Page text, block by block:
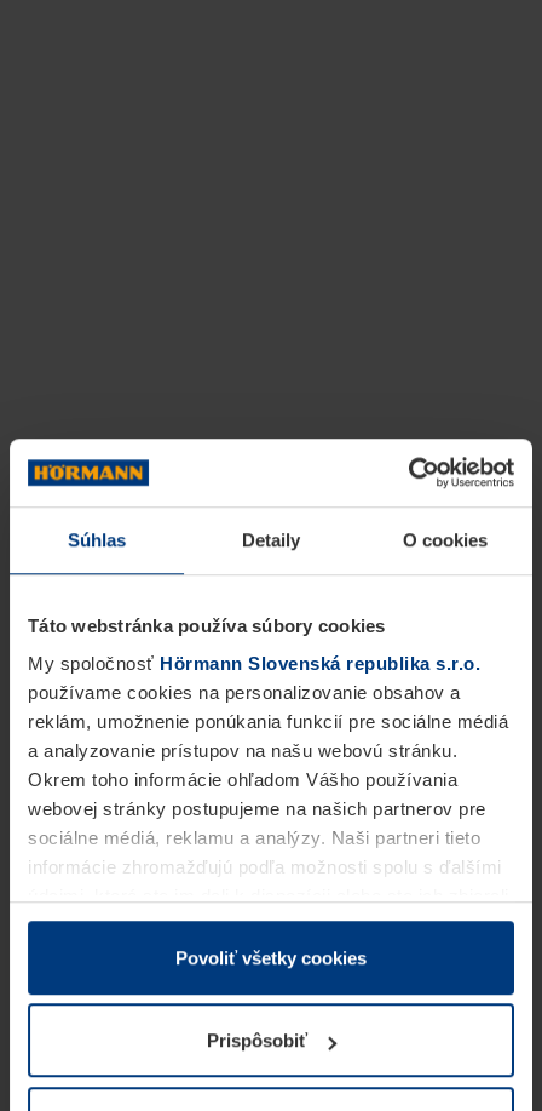
Súhlas Detaily O cookies
Táto webstránka používa súbory cookies
My spoločnosť Hörmann Slovenská republika s.r.o.
používame cookies na personalizovanie obsahov a
reklám, umožnenie ponúkania funkcií pre sociálne médiá
a analyzovanie prístupov na našu webovú stránku.
Okrem toho informácie ohľadom Vášho používania
webovej stránky postupujeme na našich partnerov pre
sociálne médiá, reklamu a analýzy. Naši partneri tieto
informácie zhromažďujú podľa možnosti spolu s ďalšími
v rámci Vášho využívania služieb.
Z právneho hľadiska môžeme cookies ukladať na Vašom
prevádzku tejto stránky. Pre všetky ostatné typy cookie
potrebujeme Vaše povolenie. Vaše povolenie môžete
kedykoľvek zmeniť alebo odvolať vo vysvetlení cookie
Povoliť všetky cookies
Prispôsobiť